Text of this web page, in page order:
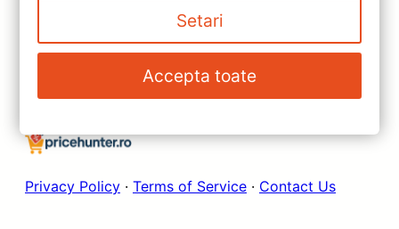
Peugeot Traveller 2016-2021
4+64GB 9″ IPS Octa-core
1.6Ghz, Android 4G Bluetooth
5.1 DSP – Performanță și
Conectivitate Superioară
Privacy Policy · Terms of Service · Contact Us
Setari
Accepta toate